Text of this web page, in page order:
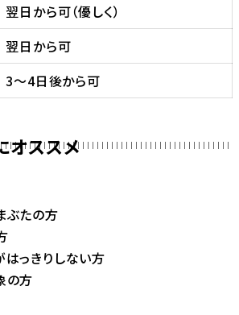
翌日から可（優しく）
翌日から可
3～4日後から可
オススメ
ぶたの方
っきりしない方
の方